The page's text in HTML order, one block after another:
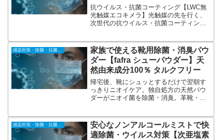
ラ】人体にも安全、施工場所を選
ばない。
抗ウイルス・抗菌コーティング【LWC無
光触媒エコキメラ】光触媒の先を行く、
次世代の抗ウイルス・抗菌コーティン
実績がある「無光触媒エコキメラ」。光
触媒とは違い、長期間、光がない場所で
も効果を発揮し続けます。
家族で使える靴用除菌・消臭パウ
ダー【fafra シューパウダー】天
然由来成分100％ タルクフリー
帰宅後、靴にシュッとするだけで翌朝す
っきりニオイケア。独自処方の天然パウ
ダーがニオイ菌を除菌・消臭。革靴・運
方パウダー。子供（1歳以上）から大人ま
で家族全員の靴に使用可能。
安心なノンアルコールミストで快
適除菌・ウイルス対策【次亜塩素